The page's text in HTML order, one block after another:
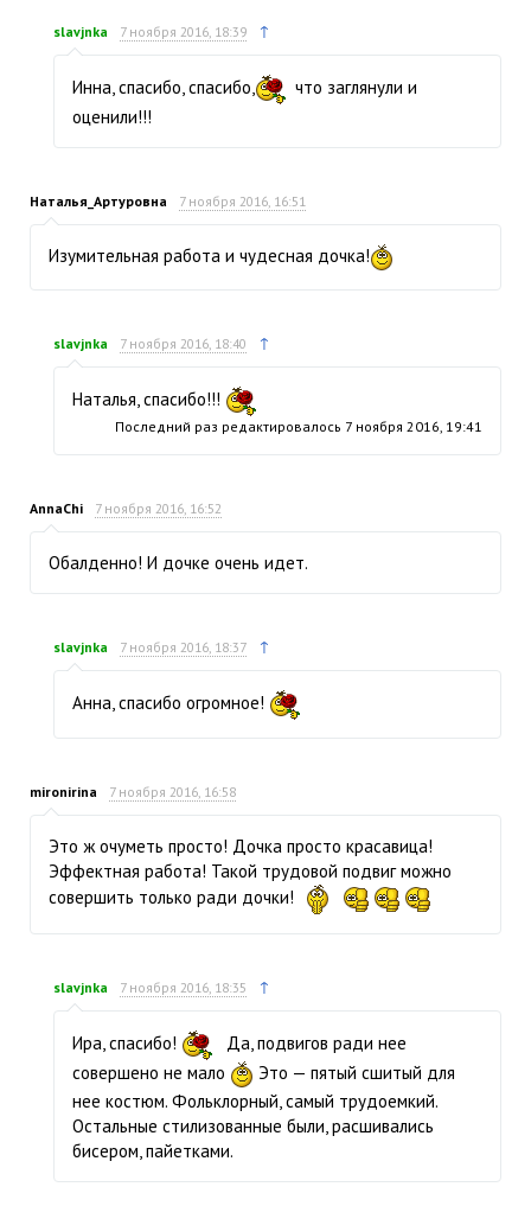
slavjnka 7 ноября 2016, 18:39 ↑
Инна, спасибо, спасибо,
что заглянули и
оценили!!!
Наталья_Артуровна 7 ноября 2016, 16:51
Изумительная работа и чудесная дочка!
slavjnka 7 ноября 2016, 18:40 ↑
Наталья, спасибо!!!
Последний раз редактировалось 7 ноября 2016, 19:41
AnnaChi 7 ноября 2016, 16:52
Обалденно! И дочке очень идет.
slavjnka 7 ноября 2016, 18:37 ↑
Анна, спасибо огромное!
mironirina 7 ноября 2016, 16:58
Это ж очуметь просто! Дочка просто красавица!
Эффектная работа! Такой трудовой подвиг можно
совершить только ради дочки!
slavjnka 7 ноября 2016, 18:35 ↑
Ира, спасибо!
Да, подвигов ради нее
совершено не мало
Это — пятый сшитый для
нее костюм. Фольклорный, самый трудоемкий.
Остальные стилизованные были, расшивались
бисером, пайетками.